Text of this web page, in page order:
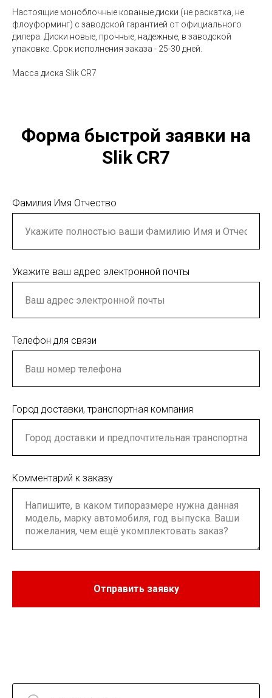
Настоящие моноблочные кованые диски (не раскатка, не
флоуформинг) с заводской гарантией от официального
дилера. Диски новые, прочные, надежные, в заводской
упаковке. Срок исполнения заказа - 25-30 дней.
Масса диска Slik CR7
Форма быстрой заявки на
Slik CR7
Фамилия Имя Отчество
Укажите ваш адрес электронной почты
Телефон для связи
Город доставки, транспортная компания
Комментарий к заказу
Отправить заявку